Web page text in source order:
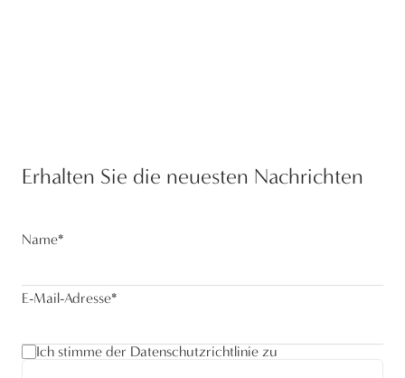
Erhalten Sie die neuesten Nachrichten
Name*
E-Mail-Adresse*
Ich stimme der Datenschutzrichtlinie zu